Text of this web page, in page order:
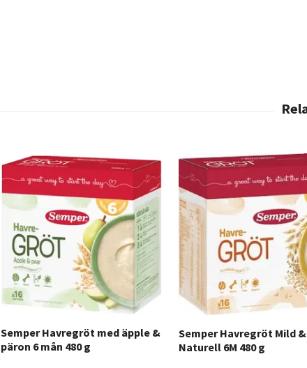
Semper Havregröt med äpple &
päron 6 mån 480 g
Semper Havregröt Mild &
Naturell 6M 480 g